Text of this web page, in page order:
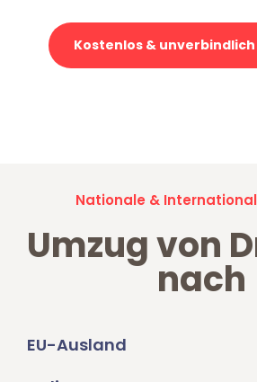
Kostenlos &
Nationale &
Umzug von
nach
EU-Ausland